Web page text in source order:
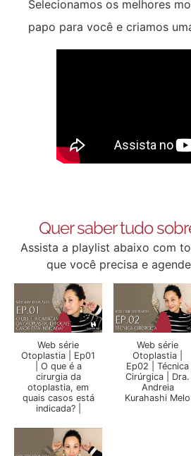
Selecionamos os melhores
papo para você e criamos
Quer saber tudo
Assista a playlist abaixo com
que você precisa e
Web série
Otoplastia | Ep01
| O que é a
cirurgia da
otoplastia, em
quais casos está
indicada? |
Web série
Otoplastia |
Ep02 | Técnica
Cirúrgica | Dra.
Andreia
Kurahashi Melo